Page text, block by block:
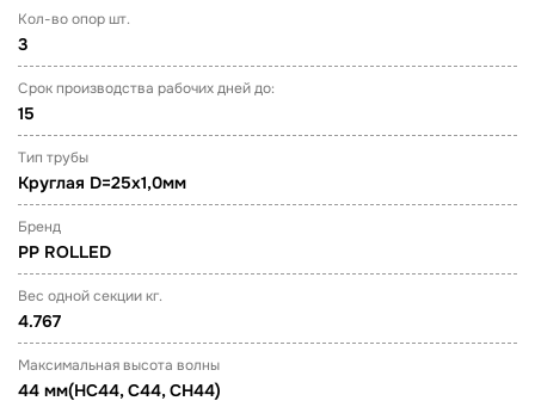
Кол-во опор шт.
3
Срок производства рабочих дней до:
15
Тип трубы
Круглая D=25х1,0мм
Бренд
PP ROLLED
Вес одной секции кг.
4.767
Максимальная высота волны
44 мм(НС44, С44, СН44)